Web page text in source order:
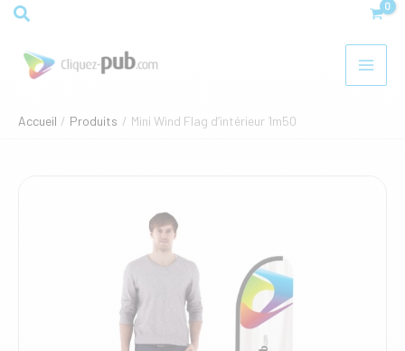
Aller
contenu
Rechercher
Accueil Produits Mini Wind Flag d’intérieur 1m50